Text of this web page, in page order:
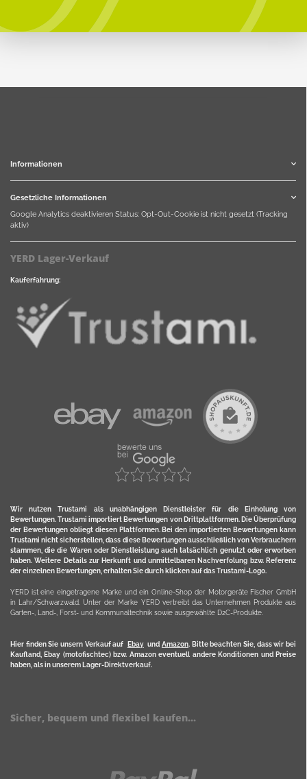
Informationen
Gesetzliche Informationen
Google Analytics deaktivieren Status: Opt-Out-Cookie ist nicht gesetzt (Tracking
aktiv)
YERD Lager-Verkauf
Kauferfahrung:
Wir nutzen Trustami als unabhängigen Dienstleister für die Einholung von
Bewertungen. Trustami importiert Bewertungen von Drittplattformen. Die Überprüfung
der Bewertungen obliegt diesen Plattformen. Bei den importierten Bewertungen kann
Trustami nicht sicherstellen, dass diese Bewertungen ausschließlich von Verbrauchern
stammen, die die Waren oder Dienstleistung auch tatsächlich genutzt oder erworben
haben. Weitere Details zur Herkunft und unmittelbaren Nachverfolung bzw. Referenz
der einzelnen Bewertungen, erhalten Sie durch klicken auf das Trustami-Logo.
YERD ist eine eingetragene Marke und ein Online-Shop der Motorgeräte Fischer GmbH
in Lahr/Schwarzwald. Unter der Marke YERD vertreibt das Unternehmen Produkte aus
Garten-, Land-, Forst- und Kommunaltechnik sowie ausgewählte D2C-Produkte.
Hier finden Sie unsern Verkauf auf Ebayund Amazon. Bitte beachten Sie, dass wir bei
Kaufland, Ebay (motofischtec) bzw. Amazon eventuell andere Konditionen und Preise
haben, als in unserem Lager-Direktverkauf.
Sicher, bequem und flexibel kaufen...